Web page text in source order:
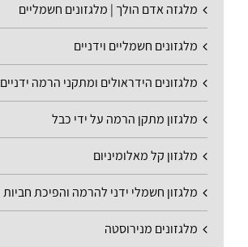
מלגזה אדם הולך | מלגזונים חשמליים
מלגזונים חשמליים וידניים
מלגזונים הידראולים ומתקני הרמה ידניים
מלגזון מתקן הרמה על ידי כבל
מלגזון קל מאלומיניום
מלגזון חשמלי ידני להרמה והפיכת חביות
מלגזונים מנירוסטה